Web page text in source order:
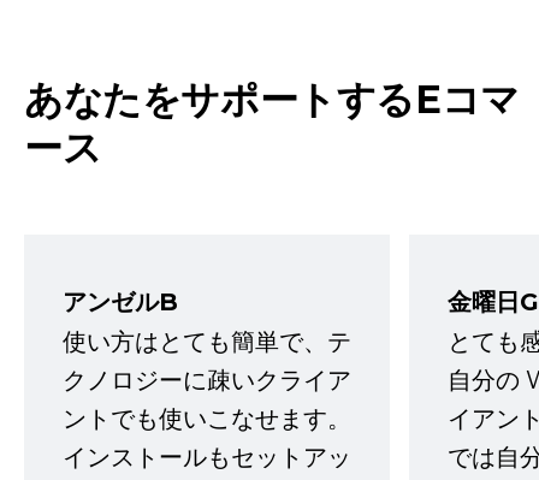
あなたをサポートするEコマ
ース
アンゼルB
使い方はとても簡単で、テ
クノロジーに疎いクライア
ントでも使いこなせます。
インストールもセットアッ
金曜日G
とても
自分の
イアン
では自